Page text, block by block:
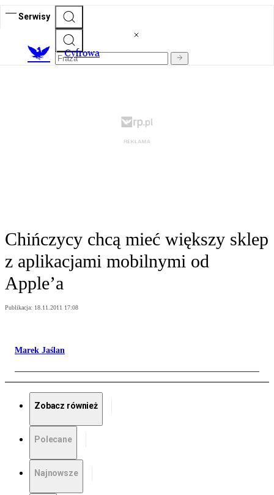
Serwisy
Cyfrowa
Chińczycy chcą mieć większy sklep
z aplikacjami mobilnymi od
Apple’a
Publikacja: 18.11.2011 17:08
Marek Jaślan
Zobacz również
Polecane
Najnowsze